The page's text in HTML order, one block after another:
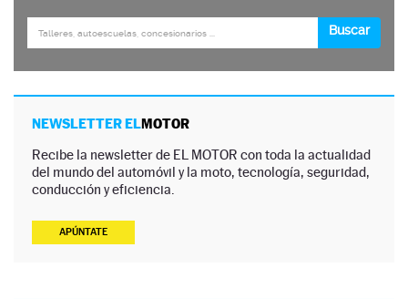
NEWSLETTER ELMOTOR
Recibe la newsletter de EL MOTOR con toda la actualidad
del mundo del automóvil y la moto, tecnología, seguridad,
conducción y eficiencia.
APÚNTATE